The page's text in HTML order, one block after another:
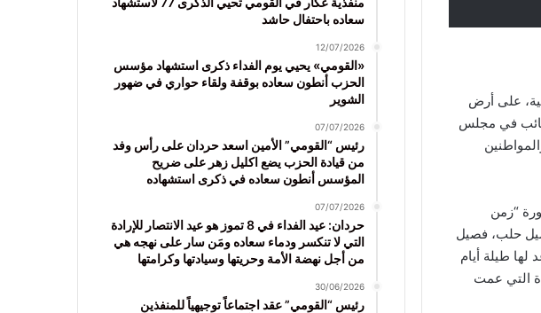
على أرض
في مجلس
“زمن
حلب، فصيل
طيلة أيام
التي عمت
سعاده باحتفال حاشد
12/07/2026
«القومي» يحيي يوم الفداء ذكرى استشهاد مؤسس
الحزب أنطون سعاده بوقفة ولقاء حواري في ضهور
الشوير
07/07/2026
رئيس “القومي” الأمين اسعد حردان على رأس وفد
من قيادة الحزب يضع اكليل زهر على ضريح
المؤسس أنطون سعاده في ذكرى استشهاده
07/07/2026
حردان: عيد الفداء في 8 تموز هو عيد الانتصار للإرادة
التي لا تنكسر ودماء سعاده ومَن سار على نهجه هي
من أجل نهضة الأمة وحريتها وسيادتها وكرامتها
30/06/2026
رئيس “القومي” عقد اجتماعاً توجيهياً للمنفذين